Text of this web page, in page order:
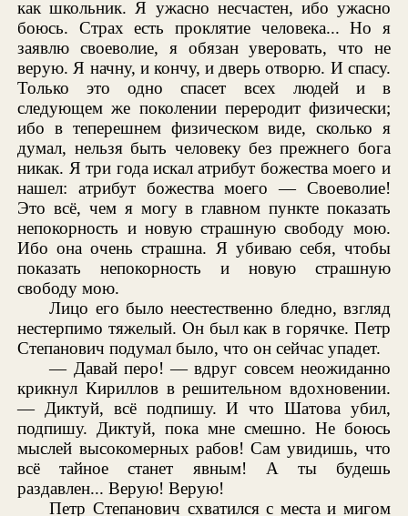
как школьник. Я ужасно несчастен, ибо ужасно
боюсь. Страх есть проклятие человека... Но я
заявлю своеволие, я обязан уверовать, что не
верую. Я начну, и кончу, и дверь отворю. И спасу.
Только это одно спасет всех людей и в
следующем же поколении переродит физически;
ибо в теперешнем физическом виде, сколько я
думал, нельзя быть человеку без прежнего бога
никак. Я три года искал атрибут божества моего и
нашел: атрибут божества моего — Своеволие!
Это всё, чем я могу в главном пункте показать
непокорность и новую страшную свободу мою.
Ибо она очень страшна. Я убиваю себя, чтобы
показать непокорность и новую страшную
свободу мою.
Лицо его было неестественно бледно, взгляд
нестерпимо тяжелый. Он был как в горячке. Петр
Степанович подумал было, что он сейчас упадет.
— Давай перо! — вдруг совсем неожиданно
крикнул Кириллов в решительном вдохновении.
— Диктуй, всё подпишу. И что Шатова убил,
подпишу. Диктуй, пока мне смешно. Не боюсь
мыслей высокомерных рабов! Сам увидишь, что
всё тайное станет явным! А ты будешь
раздавлен... Верую! Верую!
Петр Степанович схватился с места и мигом